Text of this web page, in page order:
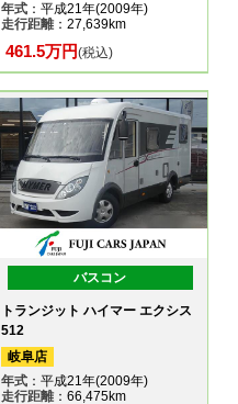
年式：平成21年(2009年)
走行距離：27,639km
461.5万円(税込)
バスコン
トランジット ハイマー エクシス
512
岐阜店
年式：平成21年(2009年)
走行距離：66,475km